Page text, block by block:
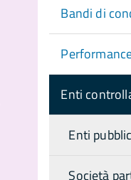
Bandi di
Enti
Enti
Società